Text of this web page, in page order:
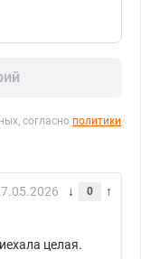
согласно политики
0
целая.